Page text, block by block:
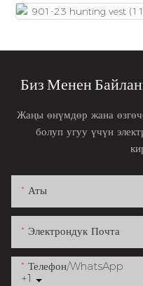
Биз Менен
Жаңы өнүмдөр жана
болуп угуу үчүн
Аты
Электрондук Почта
+1
Телефон/whatsApp